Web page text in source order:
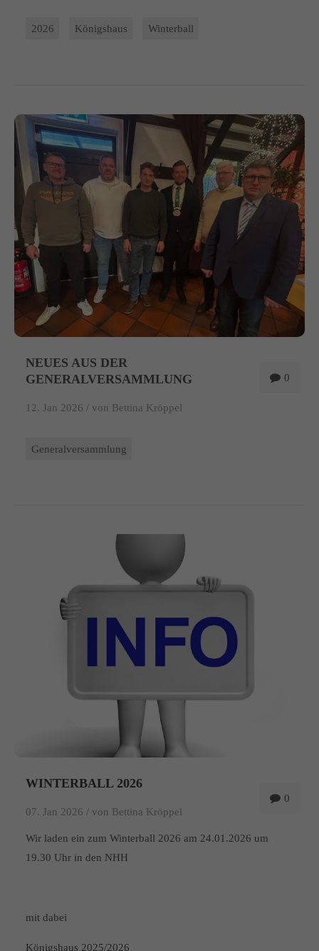
2026 Königshaus Winterball
0
NEUES AUS DER
GENERALVERSAMMLUNG
12. Jan 2026 / von Bettina Kröppel
Generalversammlung
0
WINTERBALL 2026
07. Jan 2026 / von Bettina Kröppel
Wir laden ein zum Winterball 2026 am 24.01.2026 um
19.30 Uhr in den NHH
mit dabei
Königshaus 2025/2026